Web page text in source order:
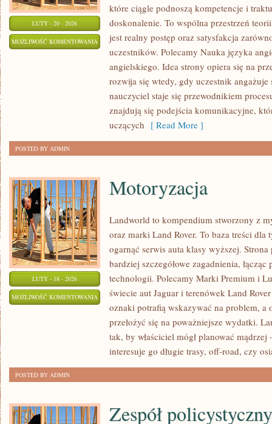
LUTY - 20 - 2026
MOŻLIWOŚĆ KOMENTOWANIA SŁOWNICTWO
WYRAŻENIA
które ciągle podnoszą kompetencje i
doskonalenie. To wspólna przestrzeń
jest realny postęp oraz satysfakcja
uczestników. Polecamy Nauka języka
angielskiego. Idea strony opiera się na
rozwija się wtedy, gdy uczestnik angażuje
nauczyciel staje się przewodnikiem
znajdują się podejścia komunikacyjne,
uczących [ Read More ]
POSTED BY ADMIN
LUTY - 18 - 2026
MOŻLIWOŚĆ KOMENTOWANIA MOTORYZACJA
Motoryzacja
Landworld to kompendium stworzony z
oraz marki Land Rover. To baza treści
ogarnąć serwis auta klasy wyższej.
bardziej szczegółowe zagadnienia,
technologii. Polecamy Marki Premium i
świecie aut Jaguar i terenówek Land
oznaki potrafią wskazywać na problem, a
przełożyć się na poważniejsze wydatki.
tak, by właściciel mógł planować
interesuje go długie trasy, off-road, czy
POSTED BY ADMIN
Zespół